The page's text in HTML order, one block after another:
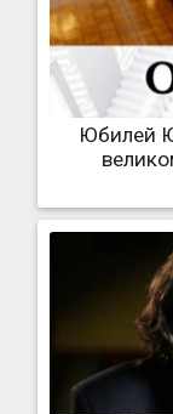
Юбилей